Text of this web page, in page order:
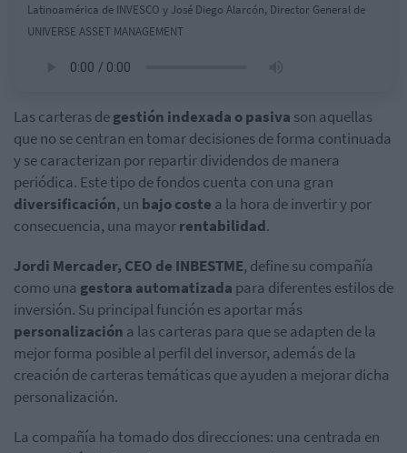
Latinoamérica de INVESCO y José Diego Alarcón, Director General de
UNIVERSE ASSET MANAGEMENT
Las carteras degestión indexada o pasiva son aquellas
que no se centran en tomar decisiones de forma continuada
y se caracterizan por repartir dividendos de manera
periódica. Este tipo de fondos cuenta con una gran
diversificación, un bajo coste a la hora de invertir y por
consecuencia, una mayorrentabilidad.
Jordi Mercader, CEO de INBESTME, define su compañía
como una gestora automatizada para diferentes estilos de
inversión. Su principal función es aportar más
personalización a las carteras para que se adapten de la
mejor forma posible al perfil del inversor, además de la
creación de carteras temáticas que ayuden a mejorar dicha
personalización.
La compañía ha tomado dos direcciones: una centrada en